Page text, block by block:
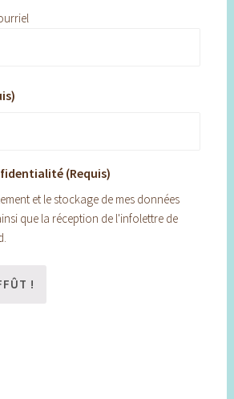
(Requis)
et le stockage de mes données
que la réception de l'infolettre de